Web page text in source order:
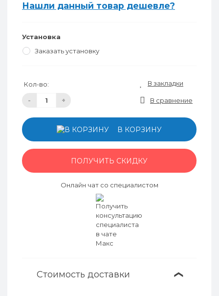
Нашли данный товар дешевле?
Установка
Заказать установку
Кол-во:
- +
В закладки
В сравнение
В КОРЗИНУ
ПОЛУЧИТЬ СКИДКУ
Онлайн чат со специалистом
Стоимость доставки ❯